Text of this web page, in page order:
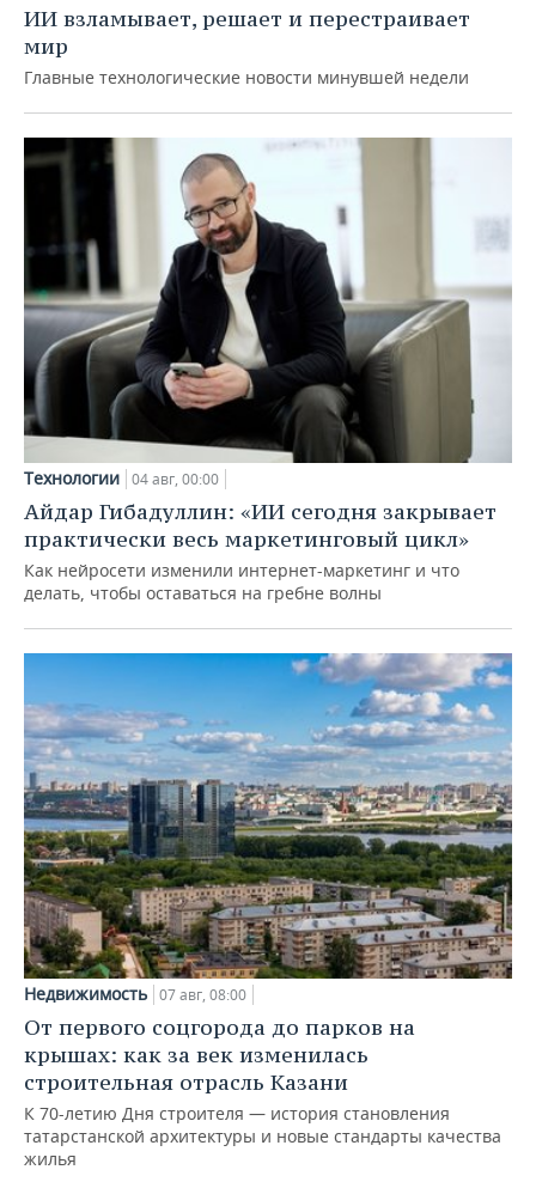
ИИ взламывает, решает и перестраивает
мир
Главные технологические новости минувшей недели
Технологии 04 авг, 00:00
Айдар Гибадуллин: «ИИ сегодня закрывает
практически весь маркетинговый цикл»
Как нейросети изменили интернет-маркетинг и что
делать, чтобы оставаться на гребне волны
Недвижимость 07 авг, 08:00
От первого соцгорода до парков на
крышах: как за век изменилась
строительная отрасль Казани
К 70-летию Дня строителя — история становления
татарстанской архитектуры и новые стандарты качества
жилья